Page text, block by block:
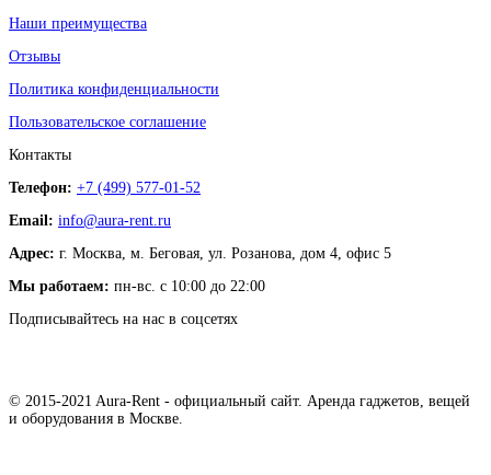
Наши преимущества
Отзывы
Политика конфиденциальности
Пользовательское соглашение
Контакты
Телефон: +7 (499) 577-01-52
Email: info@aura-rent.ru
Адрес: г. Москва, м. Беговая, ул. Розанова, дом 4, офис 5
Мы работаем: пн-вс. с 10:00 до 22:00
Подписывайтесь на нас в соцсетях
© 2015-2021 Aura-Rent - официальный сайт. Аренда гаджетов, вещей
и оборудования в Москве.